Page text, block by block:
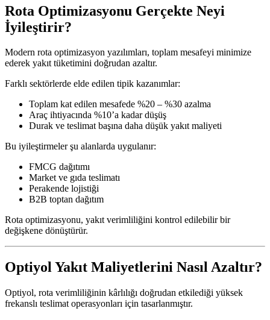
Rota Optimizasyonu Gerçekte Neyi
İyileştirir?
Modern rota optimizasyon yazılımları, toplam mesafeyi minimize
ederek yakıt tüketimini doğrudan azaltır.
Farklı sektörlerde elde edilen tipik kazanımlar:
Toplam kat edilen mesafede %20 – %30 azalma
Araç ihtiyacında %10’a kadar düşüş
Durak ve teslimat başına daha düşük yakıt maliyeti
Bu iyileştirmeler şu alanlarda uygulanır:
FMCG dağıtımı
Market ve gıda teslimatı
Perakende lojistiği
B2B toptan dağıtım
Rota optimizasyonu, yakıt verimliliğini kontrol edilebilir bir
değişkene dönüştürür.
Optiyol Yakıt Maliyetlerini Nasıl Azaltır?
Optiyol, rota verimliliğinin kârlılığı doğrudan etkilediği yüksek
frekanslı teslimat operasyonları için tasarlanmıştır.